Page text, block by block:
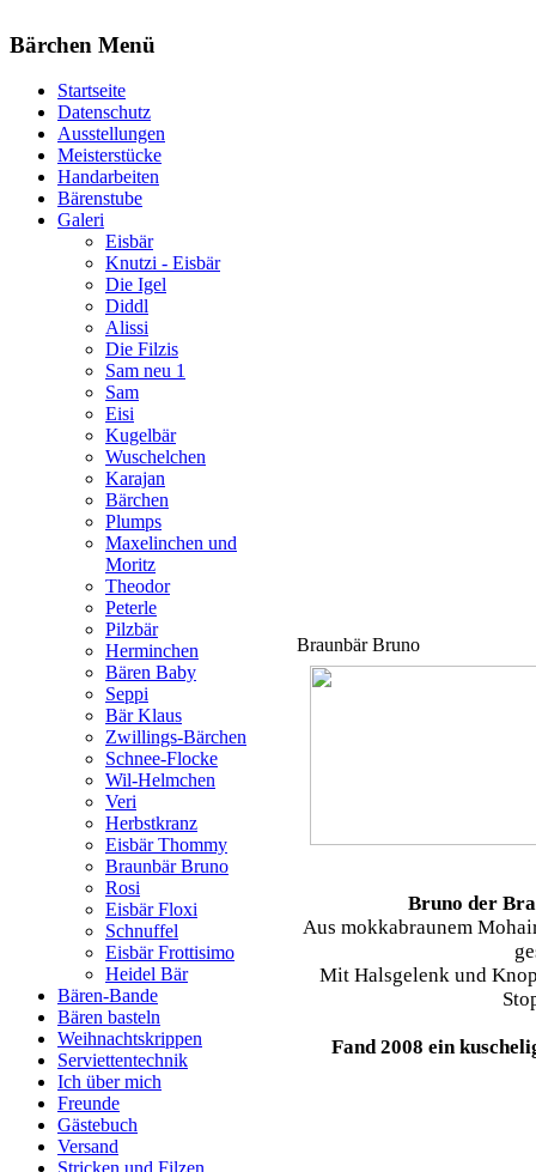
Bärchen Menü
Startseite
Datenschutz
Ausstellungen
Meisterstücke
Handarbeiten
Bärenstube
Galeri
Eisbär
Knutzi - Eisbär
Die Igel
Diddl
Alissi
Die Filzis
Sam neu 1
Sam
Eisi
Kugelbär
Wuschelchen
Karajan
Bärchen
Plumps
Maxelinchen und
Moritz
Theodor
Peterle
Pilzbär
Herminchen
Bären Baby
Seppi
Bär Klaus
Zwillings-Bärchen
Schnee-Flocke
Wil-Helmchen
Veri
Herbstkranz
Eisbär Thommy
Braunbär Bruno
Rosi
Eisbär Floxi
Schnuffel
Eisbär Frottisimo
Heidel Bär
Bären-Bande
Bären basteln
Weihnachtskrippen
Serviettentechnik
Ich über mich
Freunde
Gästebuch
Versand
Braunbär Bruno
Bruno der
Aus mokkabraunem
Mit Halsgelenk und
Fand 2008 ein